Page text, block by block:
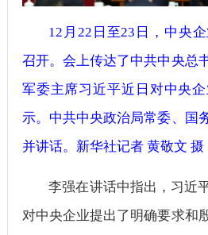
12月22日至23日，中央
召开。会上传达了中共中央总
军委主席习近平近日对中央
示。中共中央政治局常委、国
并讲话。新华社记者 黄敬文 摄
李强在讲话中指出，习近
对中央企业提出了明确要求和